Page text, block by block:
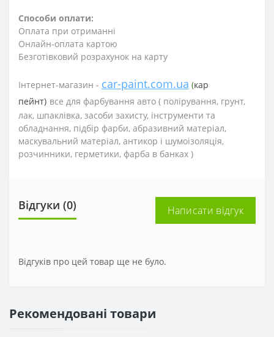
Способи оплати:
Оплата при отриманні
Онлайн-оплата картою
Безготівковий розрахунок на карту
Інтернет-магазин - car-paint.com.ua (кар
пейнт) все для фарбування авто ( полірування, грунт,
лак, шпаклівка, засоби захисту, інструменти та
обладнання, підбір фарби, абразивний матеріал,
маскувальний матеріал, антикор і шумоізоляція,
розчинники, герметики, фарба в банках )
Відгуки (0) Написати відгук
Відгуків про цей товар ще не було.
Рекомендовані товари